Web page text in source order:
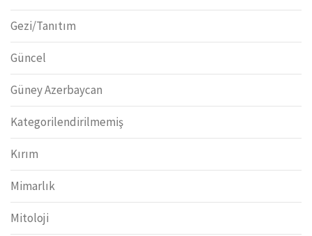
Gezi/Tanıtım
Güncel
Güney Azerbaycan
Kategorilendirilmemiş
Kırım
Mimarlık
Mitoloji